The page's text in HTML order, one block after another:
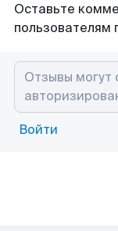
Оставьте
пользователям
Войти